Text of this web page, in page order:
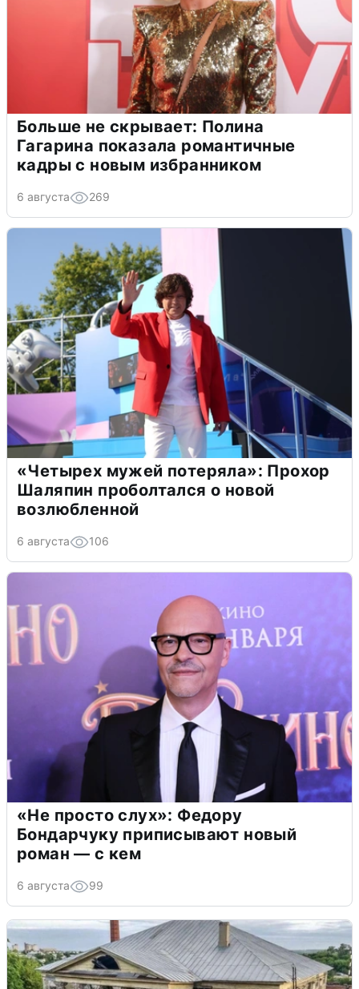
Больше не скрывает: Полина
Гагарина показала романтичные
кадры с новым избранником
6 августа 269
«Четырех мужей потеряла»: Прохор
Шаляпин проболтался о новой
возлюбленной
6 августа 106
«Не просто слух»: Федору
Бондарчуку приписывают новый
роман — с кем
6 августа 99